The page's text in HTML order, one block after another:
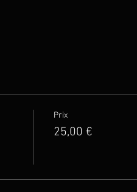
Prix
25,00 €